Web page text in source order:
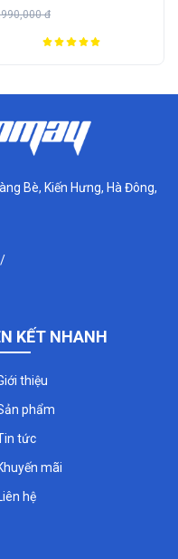
Bè, Kiến Hưng, Hà Đông,
KẾT NHANH
thiệu
phẩm
tức
mãi
hệ